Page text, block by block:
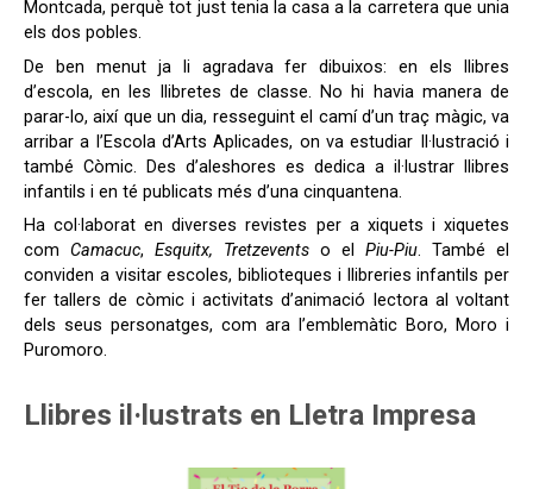
Montcada, perquè tot just tenia la casa a la carretera que unia
els dos pobles.
De ben menut ja li agradava fer dibuixos: en els llibres
d’escola, en les llibretes de classe. No hi havia manera de
parar-lo, així que un dia, resseguint el camí d’un traç màgic, va
arribar a l’Escola d’Arts Aplicades, on va estudiar Il·lustració i
també Còmic. Des d’aleshores es dedica a il·lustrar llibres
infantils i en té publicats més d’una cinquantena.
Ha col·laborat en diverses revistes per a xiquets i xiquetes
com Camacuc, Esquitx, Tretzevents o el Piu-Piu. També el
conviden a visitar escoles, biblioteques i llibreries infantils per
fer tallers de còmic i activitats d’animació lectora al voltant
dels seus personatges, com ara l’emblemàtic Boro, Moro i
Puromoro.
Llibres il·lustrats en Lletra Impresa